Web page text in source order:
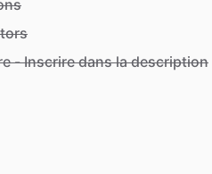
- Inscrire dans la description